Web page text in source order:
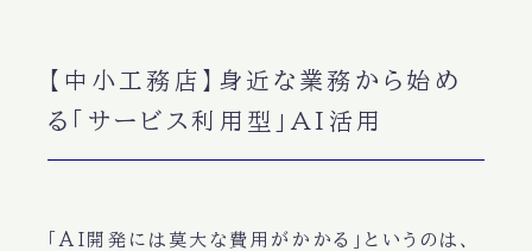
【中小工務店】身近な業務から始め
る「サービス利用型」AI活用
「AI開発には莫大な費用がかかる」というのは、